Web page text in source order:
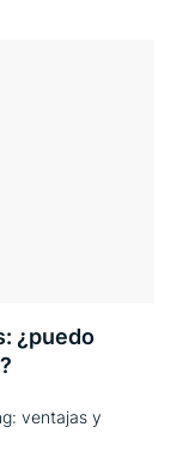
¿puedo
ventajas y